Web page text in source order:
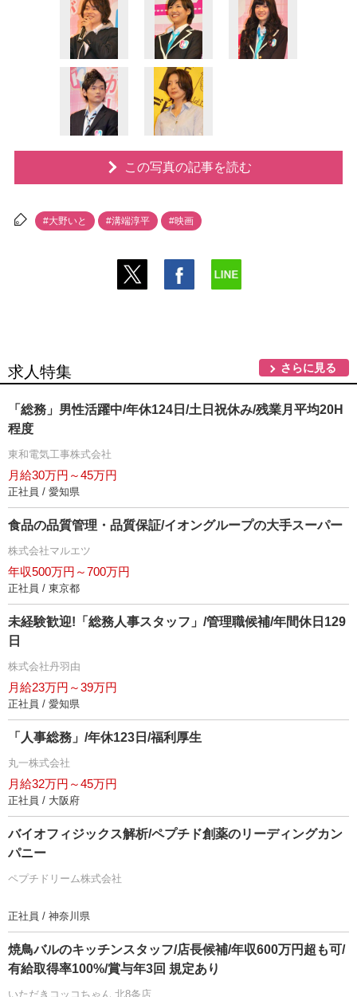
この写真の記事を読む
#大野いと #溝端淳平 #映画
求人特集 さらに見る
「総務」男性活躍中/年休124日/土日祝休み/残業月平均20H
程度
東和電気工事株式会社
月給30万円～45万円
正社員 / 愛知県
食品の品質管理・品質保証/イオングループの大手スーパー
株式会社マルエツ
年収500万円～700万円
正社員 / 東京都
未経験歓迎!「総務人事スタッフ」/管理職候補/年間休日129
日
株式会社丹羽由
月給23万円～39万円
正社員 / 愛知県
「人事総務」/年休123日/福利厚生
丸一株式会社
月給32万円～45万円
正社員 / 大阪府
バイオフィジックス解析/ペプチド創薬のリーディングカン
パニー
ペプチドリーム株式会社
正社員 / 神奈川県
焼鳥バルのキッチンスタッフ/店長候補/年収600万円超も可/
有給取得率100%/賞与年3回 規定あり
いただきコッコちゃん 北8条店